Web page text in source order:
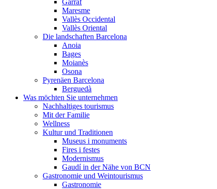
Garraf
Maresme
Vallès Occidental
Vallès Oriental
Die landschaften Barcelona
Anoia
Bages
Moianès
Osona
Pyrenäen Barcelona
Berguedà
Was möchten Sie unternehmen
Nachhaltiges tourismus
Mit der Familie
Wellness
Kultur und Traditionen
Museus i monuments
Fires i festes
Modernismus
Gaudí in der Nähe von BCN
Gastronomie und Weintourismus
Gastronomie